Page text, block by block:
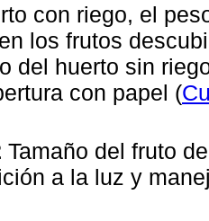
con riego, el
los frutos
del huerto sin
con papel (
Tamaño del fruto
a la luz y